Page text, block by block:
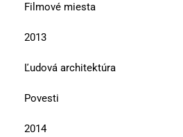
Filmové miesta
2013
Ľudová architektúra
Povesti
2014